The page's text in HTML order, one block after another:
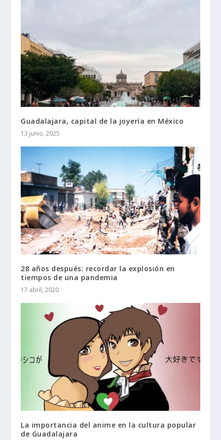
Guadalajara, capital de la joyería en México
13 junio, 2025
28 años después: recordar la explosión en
tiempos de una pandemia
17 abril, 2020
La importancia del anime en la cultura popular
de Guadalajara